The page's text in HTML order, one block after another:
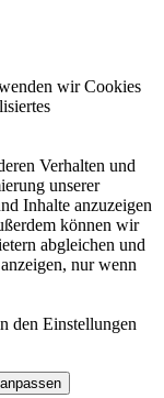
wir Cookies
Verhalten und
unserer
Inhalte anzuzeigen
können wir
abgleichen und
nur wenn
den Einstellungen